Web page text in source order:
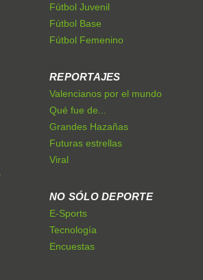
Fútbol Juvenil
Fútbol Base
Fútbol Femenino
REPORTAJES
Valencianos por el mundo
Qué fue de...
Grandes Hazañas
Futuras estrellas
Viral
NO SÓLO DEPORTE
E-Sports
Tecnología
Encuestas